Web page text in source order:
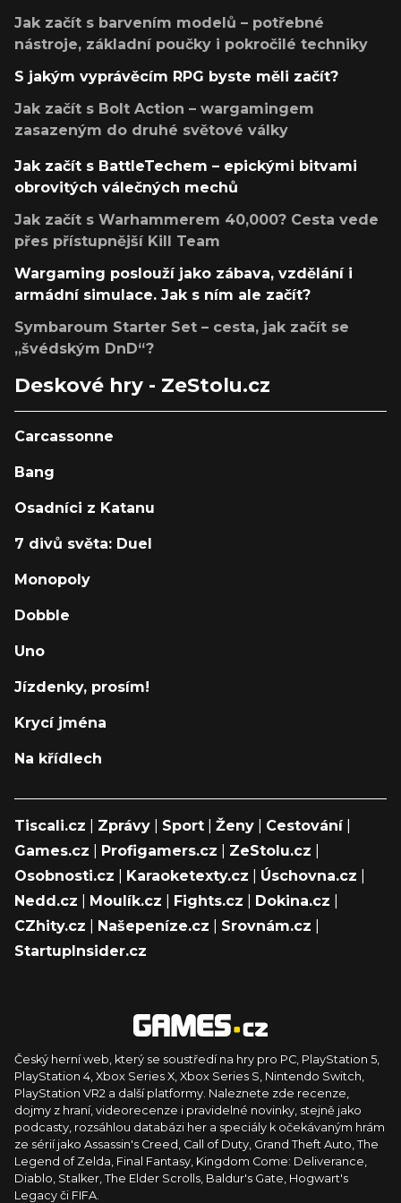
Jak začít s barvením modelů – potřebné
nástroje, základní poučky i pokročilé techniky
S jakým vyprávěcím RPG byste měli začít?
Jak začít s Bolt Action – wargamingem
zasazeným do druhé světové války
Jak začít s BattleTechem – epickými bitvami
obrovitých válečných mechů
Jak začít s Warhammerem 40,000? Cesta vede
přes přístupnější Kill Team
Wargaming poslouží jako zábava, vzdělání i
armádní simulace. Jak s ním ale začít?
Symbaroum Starter Set – cesta, jak začít se
„švédským DnD“?
Deskové hry - ZeStolu.cz
Carcassonne
Bang
Osadníci z Katanu
7 divů světa: Duel
Monopoly
Dobble
Uno
Jízdenky, prosím!
Krycí jména
Na křídlech
Tiscali.cz Zprávy Sport Ženy Cestování|
Games.cz
Profigamers.cz ZeStolu.cz
Osobnosti.cz
Karaoketexty.cz Úschovna.cz
Nedd.cz
Moulík.cz Fights.cz Dokina.cz
CZhity.cz
Našepeníze.cz Srovnám.cz
StartupInsider.cz
Český herní web, který se soustředí na hry pro PC, PlayStation 5,
PlayStation 4, Xbox Series X, Xbox Series S, Nintendo Switch,
PlayStation VR2 a další platformy. Naleznete zde recenze,
dojmy z hraní, videorecenze i pravidelné novinky, stejně jako
podcasty, rozsáhlou databázi her a speciály k očekávaným hrám
ze sérií jako Assassin's Creed, Call of Duty, Grand Theft Auto, The
Legend of Zelda, Final Fantasy, Kingdom Come: Deliverance,
Diablo, Stalker, The Elder Scrolls, Baldur's Gate, Hogwart's
Legacy či FIFA.